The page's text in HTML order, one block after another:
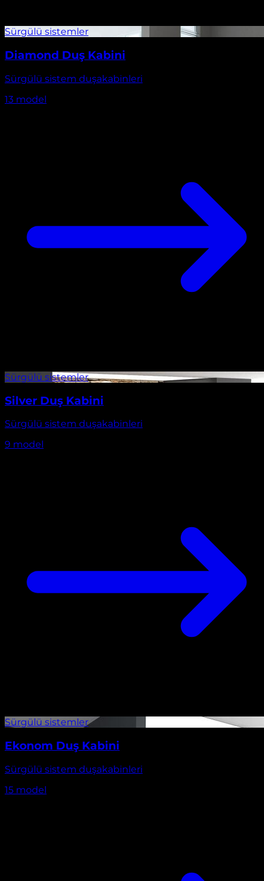
Diamond Duş Kabini
Sürgülü sistem duşakabinleri
13 model
Silver Duş Kabini
Sürgülü sistem duşakabinleri
9 model
Ekonom Duş Kabini
Sürgülü sistem duşakabinleri
15 model